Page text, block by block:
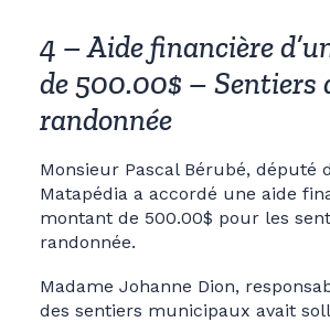
4 – Aide financière
de 500.00$ – Sentiers
randonnée
Monsieur Pascal Bérubé, député
Matapédia a accordé une aide
montant de 500.00$ pour les
randonnée.
Madame Johanne Dion,
des sentiers municipaux avait